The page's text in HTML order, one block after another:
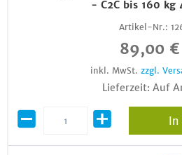
- C2C bis 160 kg
Artikel-Nr.:
89,00
inkl. MwSt. zzgl.
Lieferzeit: Auf
In